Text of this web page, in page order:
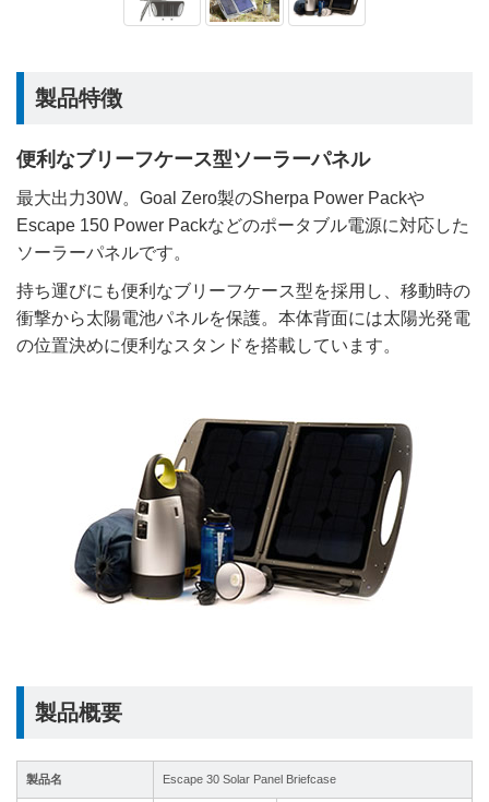
製品特徴
便利なブリーフケース型ソーラーパネル
最大出力30W。Goal Zero製のSherpa Power Packや
Escape 150 Power Packなどのポータブル電源に対応した
ソーラーパネルです。
持ち運びにも便利なブリーフケース型を採用し、移動時の
衝撃から太陽電池パネルを保護。本体背面には太陽光発電
の位置決めに便利なスタンドを搭載しています。
製品概要
製品名 Escape 30 Solar Panel Briefcase